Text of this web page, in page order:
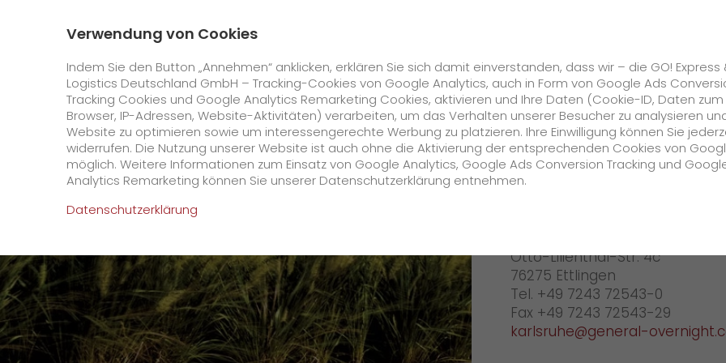
GO! Courier GO! Express GO! Solutions GO! Value Added Services
Online Services
GO! Kundenportal
App
Downloads
Newswall
Unternehmen
Daten & Fakten
Historie
CSR
Startseite Unternehmen Stationen Karlsruhe Ihr GO! Team Karlsruhe
GO!
Otto-Lilienthal-Str. 4c
76275 Ettlingen
Tel. +49 7243 72543-0
Fax +49 7243 72543-29
karlsruhe@general-
Verwendung von Cookies
Indem Sie den Button „Annehmen“ anklicken, erklären Sie sich damit einverstanden, dass wir – die GO! Express
Logistics Deutschland GmbH – Tracking-Cookies von Google Analytics, auch in Form von Google Ads
Tracking Cookies und Google Analytics Remarketing Cookies, aktivieren und Ihre Daten (Cookie-ID, Daten
Browser, IP-Adressen, Website-Aktivitäten) verarbeiten, um das Verhalten unserer Besucher zu analysieren
Website zu optimieren sowie um interessengerechte Werbung zu platzieren. Ihre Einwilligung können Sie
widerrufen. Die Nutzung unserer Website ist auch ohne die Aktivierung der entsprechenden Cookies von
möglich. Weitere Informationen zum Einsatz von Google Analytics, Google Ads Conversion Tracking und
Analytics Remarketing können Sie unserer Datenschutzerklärung entnehmen.
Datenschutzerklärung